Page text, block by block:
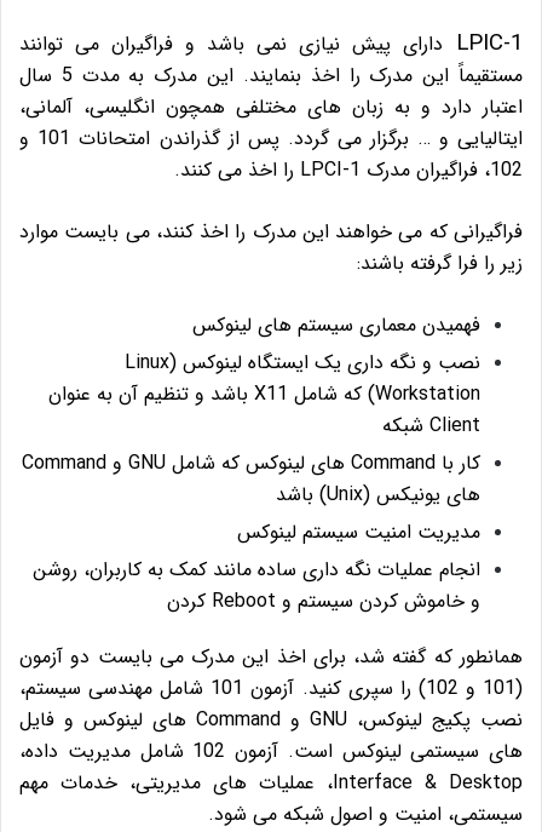
LPIC-1 دارای پیش نیازی نمی باشد و فراگیران می توانند
مستقیماً این مدرک را اخذ بنمایند. این مدرک به مدت 5 سال
اعتبار دارد و به زبان های مختلفی همچون انگلیسی، آلمانی،
ایتالیایی و … برگزار می گردد. پس از گذراندن امتحانات 101 و
102، فراگیران مدرک LPCI-1 را اخذ می کنند.
فراگیرانی که می خواهند این مدرک را اخذ کنند، می بایست موارد
زیر را فرا گرفته باشند:
فهمیدن معماری سیستم های لینوکس
نصب و نگه داری یک ایستگاه لینوکس (Linux
Workstation) که شامل X11 باشد و تنظیم آن به عنوان
Client شبکه
کار با Command های لینوکس که شامل GNU و Command
های یونیکس (Unix) باشد
مدیریت امنیت سیستم لینوکس
انجام عملیات نگه داری ساده مانند کمک به کاربران، روشن
و خاموش کردن سیستم و Reboot کردن
همانطور که گفته شد، برای اخذ این مدرک می بایست دو آزمون
(101 و 102) را سپری کنید. آزمون 101 شامل مهندسی سیستم،
نصب پکیج لینوکس، GNU و Command های لینوکس و فایل
های سیستمی لینوکس است. آزمون 102 شامل مدیریت داده،
Interface & Desktop، عملیات های مدیریتی، خدمات مهم
سیستمی، امنیت و اصول شبکه می شود.